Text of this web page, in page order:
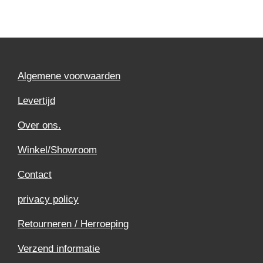
Algemene voorwaarden
Levertijd
Over ons.
Winkel/Showroom
Contact
privacy policy
Retourneren / Herroeping
Verzend informatie